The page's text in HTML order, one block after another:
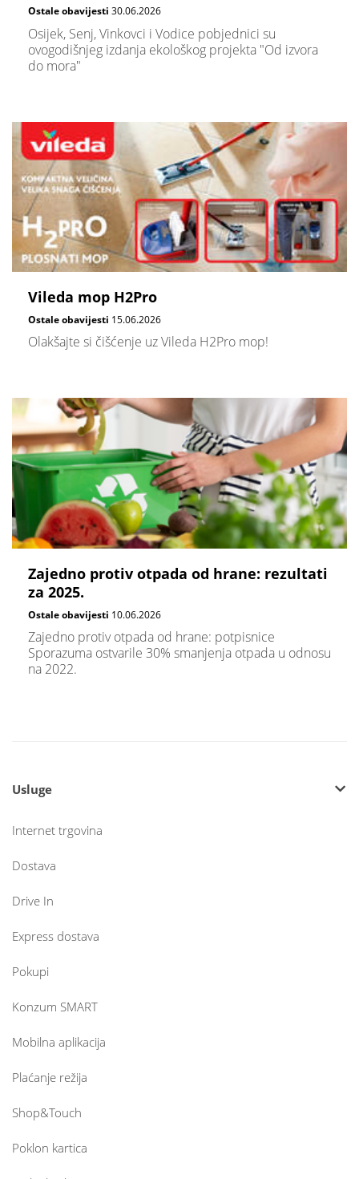
Ostale obavijesti 30.06.2026
Osijek, Senj, Vinkovci i Vodice pobjednici su
ovogodišnjeg izdanja ekološkog projekta "Od izvora
do mora"
Vileda mop H2Pro
Ostale obavijesti 15.06.2026
Olakšajte si čišćenje uz Vileda H2Pro mop!
Zajedno protiv otpada od hrane: rezultati
za 2025.
Ostale obavijesti 10.06.2026
Zajedno protiv otpada od hrane: potpisnice
Sporazuma ostvarile 30% smanjenja otpada u odnosu
na 2022.
Usluge
Internet trgovina
Dostava
Drive In
Express dostava
Pokupi
Konzum SMART
Mobilna aplikacija
Plaćanje režija
Shop&Touch
Poklon kartica